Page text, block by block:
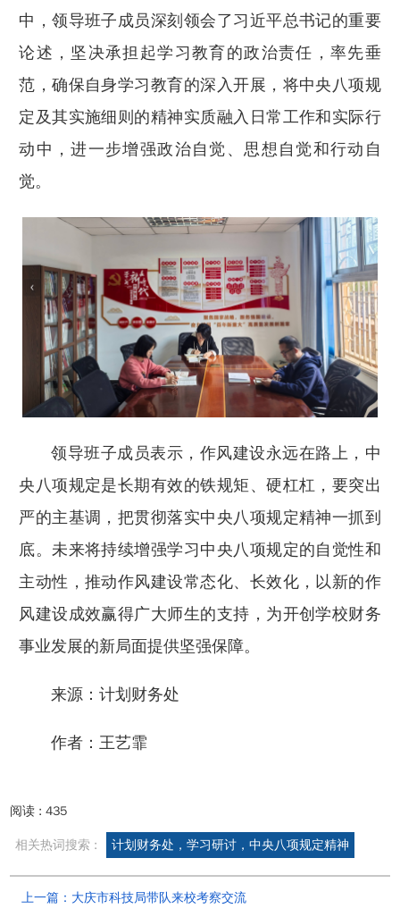
中，领导班子成员深刻领会了习近平总书记的重要
论述，坚决承担起学习教育的政治责任，率先垂
范，确保自身学习教育的深入开展，将中央八项规
定及其实施细则的精神实质融入日常工作和实际行
动中，进一步增强政治自觉、思想自觉和行动自
觉。
领导班子成员表示，作风建设永远在路上，中
央八项规定是长期有效的铁规矩、硬杠杠，要突出
严的主基调，把贯彻落实中央八项规定精神一抓到
底。未来将持续增强学习中央八项规定的自觉性和
主动性，推动作风建设常态化、长效化，以新的作
风建设成效赢得广大师生的支持，为开创学校财务
事业发展的新局面提供坚强保障。
来源：计划财务处
作者：王艺霏
阅读 :435
相关热词搜索 : 计划财务处，学习研讨，中央八项规定精神
上一篇：大庆市科技局带队来校考察交流